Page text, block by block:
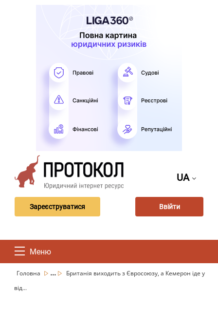
UA
Зареєструватися Ввійти
Меню
Головна ...
Британія виходить з Євросоюзу, а Кемерон іде у
від...